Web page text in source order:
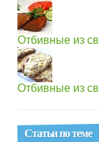
Отбивные из
Отбивные из
Статьи по теме